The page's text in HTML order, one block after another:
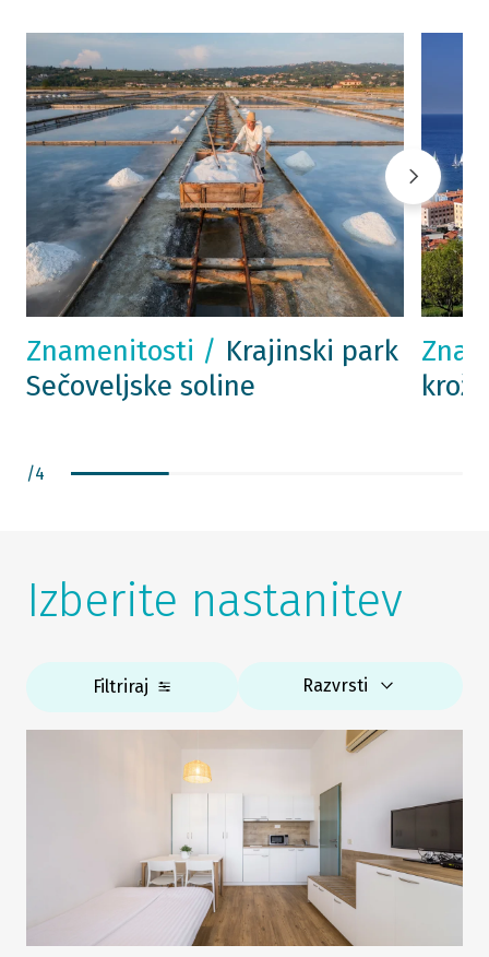
Znamenitosti / Krajinski park
Sečoveljske soline
/4
Izberite nastanitev
Filtriraj Razvrsti